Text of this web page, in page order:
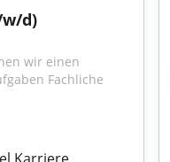
d)
Fachliche